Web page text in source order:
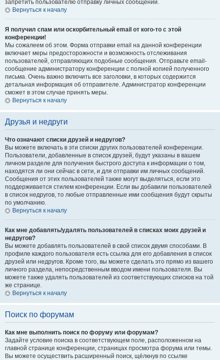
запретить пользователю отправку личных сообщений.
Вернуться к началу
Я получил спам или оскорбительный email от кого-то с этой
конференции!
Мы сожалеем об этом. Форма отправки email на данной конференции
включает меры предосторожности и возможность отслеживания
пользователей, отправляющих подобные сообщения. Отправьте email-
сообщение администратору конференции с полной копией полученного
письма. Очень важно включить все заголовки, в которых содержится
детальная информация об отправителе. Администратор конференции
сможет в этом случае принять меры.
Вернуться к началу
Друзья и недруги
Что означают списки друзей и недругов?
Вы можете включать в эти списки других пользователей конференции.
Пользователи, добавленные в список друзей, будут указаны в вашем
личном разделе для получения быстрого доступа к информации о том,
находятся ли они сейчас в сети, и для отправки им личных сообщений.
Сообщения от этих пользователей также могут выделяться, если это
поддерживается стилем конференции. Если вы добавили пользователей
в список недругов, то любые отправленные ими сообщения будут скрыты
по умолчанию.
Вернуться к началу
Как мне добавлять/удалять пользователей в списках моих друзей и
недругов?
Вы можете добавлять пользователей в свой список двумя способами. В
профиле каждого пользователя есть ссылка для его добавления в список
друзей или недругов. Кроме того, вы можете сделать это прямо из вашего
личного раздела, непосредственным вводом имени пользователя. Вы
можете также удалять пользователей из соответствующих списков на той
же странице.
Вернуться к началу
Поиск по форумам
Как мне выполнить поиск по форуму или форумам?
Задайте условие поиска в соответствующем поле, расположенном на
главной странице конференции, страницах просмотра форума или темы.
Вы можете осуществить расширенный поиск, щёлкнув по ссылке